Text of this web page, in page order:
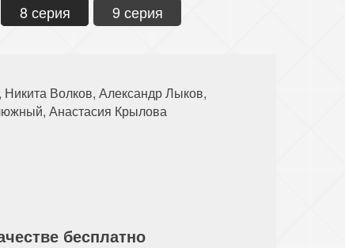
8 серия 9 серия
Волков, Александр Лыков,
Анастасия Крылова
бесплатно